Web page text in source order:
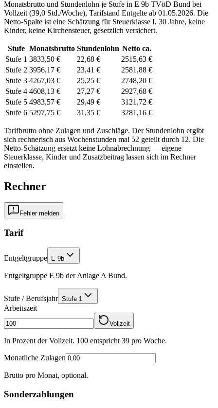
Monatsbrutto und Stundenlohn je Stufe in E 9b TVöD Bund bei
Vollzeit (39,0 Std./Woche), Tarifstand Entgelte ab 01.05.2026. Die
Netto-Spalte ist eine Schätzung für Steuerklasse I, 30 Jahre, keine
Kinder, keine Kirchensteuer, gesetzlich versichert.
Stufe Monatsbrutto Stundenlohn Netto ca.
Stufe 1 3833,50 € 22,68 €
2515,63 €
Stufe 2 3956,17 € 23,41 €
2581,88 €
Stufe 3 4267,03 € 25,25 €
2748,20 €
Stufe 4 4608,13 € 27,27 €
2927,68 €
Stufe 5 4983,57 € 29,49 €
3121,72 €
Stufe 6 5297,75 € 31,35 € 3281,16 €
Tarifbrutto ohne Zulagen und Zuschläge. Der Stundenlohn ergibt
sich rechnerisch aus Wochenstunden mal 52 geteilt durch 12. Die
Netto-Schätzung ersetzt keine Lohnabrechnung — eigene
Steuerklasse, Kinder und Zusatzbeitrag lassen sich im Rechner
einstellen.
Rechner
Fehler melden
Tarif
Entgeltgruppe E 9b
Entgeltgruppe E 9b der Anlage A Bund.
Stufe / Berufsjahr Stufe 1
Arbeitszeit
Vollzeit
In Prozent der Vollzeit. 100 entspricht 39 pro Woche.
Monatliche Zulagen
Brutto pro Monat, optional.
Sonderzahlungen